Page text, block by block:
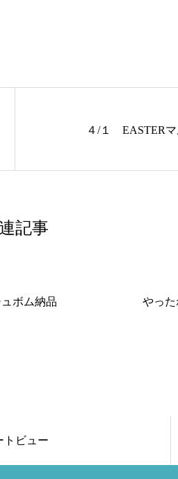
４/１ EASTER
記事
ボム納品 やった
トビュー